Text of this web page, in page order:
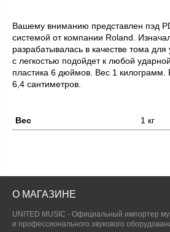
Вашему вниманию представлен пэд
системой от компании Roland.
разрабатывалась в качестве тома для
с легкостью подойдет к любой
пластика 6 дюймов. Вес 1 килограмм.
6,4 сантиметров.
Вес 1 кг
О МАГАЗИНЕ
UNITED MUSIC - Официальный импортер
и профессионального звукового